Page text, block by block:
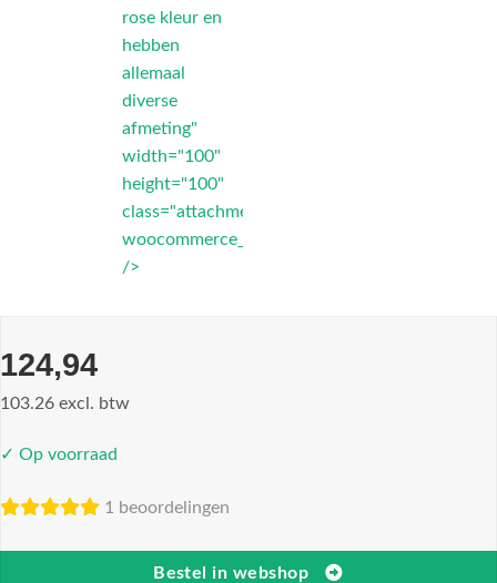
rose kleur en
hebben
allemaal
diverse
afmeting"
width="100"
height="100"
class="attachment-
woocommerce_thumbnail"
/>
124,94
103.26 excl. btw
✓ Op voorraad
1 beoordelingen
Bestel in webshop